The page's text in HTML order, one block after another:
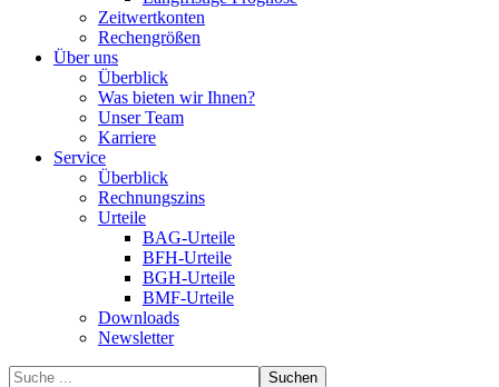
Zeitwertkonten
Rechengrößen
Über uns
Überblick
Was bieten wir Ihnen?
Unser Team
Karriere
Service
Überblick
Rechnungszins
Urteile
BAG-Urteile
BFH-Urteile
BGH-Urteile
BMF-Urteile
Downloads
Newsletter
Suchen